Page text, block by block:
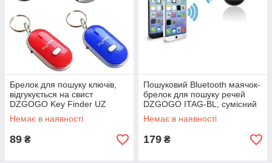
Брелок для пошуку ключів,
відгукується на свист
DZGOGO Key Finder UZ
Немає в наявності
89 ₴
Пошуковий Bluetooth маячок-
брелок для пошуку речей
DZGOGO ITAG-BL, сумісний
з Android і Iphone
смартфонами
Немає в наявності
179 ₴